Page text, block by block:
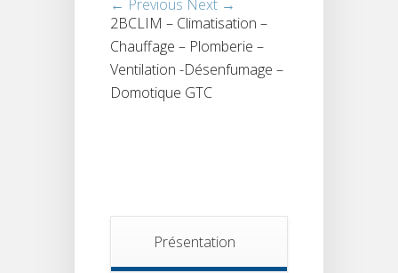
← Previous Next →
2BCLIM – Climatisation –
Chauffage – Plomberie –
Ventilation -Désenfumage –
Domotique GTC
Présentation